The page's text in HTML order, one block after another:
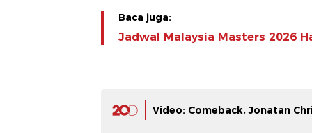
Baca juga:
Jadwal Malaysia Masters 2026
Video: Comeback, Jonatan